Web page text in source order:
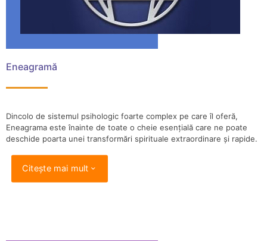
Eneagramă
Dincolo de sistemul psihologic foarte complex pe care îl oferă,
Eneagrama este înainte de toate o cheie esențială care ne poate
deschide poarta unei transformări spirituale extraordinare și rapide.
Citește mai mult